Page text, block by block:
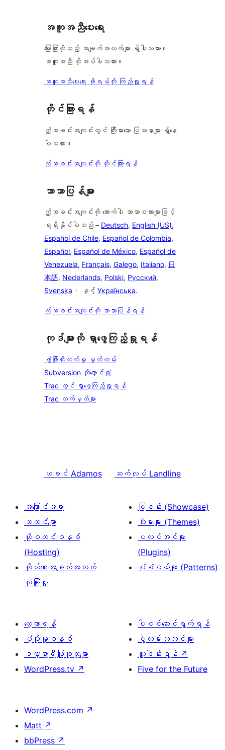
0
စောင်
အကူအညီပေးရေး
ပြောကြားလိုသည့် အချက်အလက်များ ရှိပါသလား။
အကူအညီ လိုအပ်ပါသလား။
အကူအညီပေးရေး ဖိုရမ်ကို ကြည့်ရှုရန်
တိုင်ကြားရန်
ဤအခင်းအကျင်းတွင် ကြီးမားသော ပြဿနာများ ရှိနေ
ပါသလား။
ဤအခင်းအကျင်းကို တိုင်ကြားရန်
ဘာသာပြန်များ
ဤအခင်းအကျင်းကို အောက်ပါ ဘာသာစကားများဖြင့်
ရရှိနိုင်ပါသည် – Deutsch, English (US),
Español de Chile, Español de Colombia,
Español, Español de México, Español de
Venezuela, Français, Galego, Italiano, 日
本語, Nederlands, Polski, Русский,
Svenska ၊ နှင့် Українська.
ဤအခင်းအကျင်းကို ဘာသာပြန်ရန်
ကုဒ်များကို ရှာဖွေကြည့်ရှုရန်
ဖွံ့ဖြိုးတိုးတက်မှု မှတ်တမ်း
Subversion သိုလှောင်ရုံ
Trac တွင် ရှာဖွေကြည့်ရှုရန်
Trac လက်မှတ်များ
ယခင် Adamos ဆက်လုပ် Landline
အကြောင်းအရာ
သတင်းများ
ဟို့စတင်းစနစ်
(Hosting)
ကိုယ်ရေးအချက်အလက်
လုံခြုံမှု
ပြခန်း (Showcase)
သီးမားများ (Themes)
ပလပ်အင်များ
(Plugins)
ပုံစံငယ်များ (Patterns)
လေ့လာရန်
ပံ့ပိုးမှုစနစ်
ဒဏ္ဍာရီပြုစုသူများ
WordPress.tv ↗
ပါဝင်ဆောင်ရွက်ရန်
ပွဲလမ်းသဘင်များ
လှူဒါန်းရန် ↗
Five for the Future
WordPress.com ↗
Matt ↗
bbPress ↗